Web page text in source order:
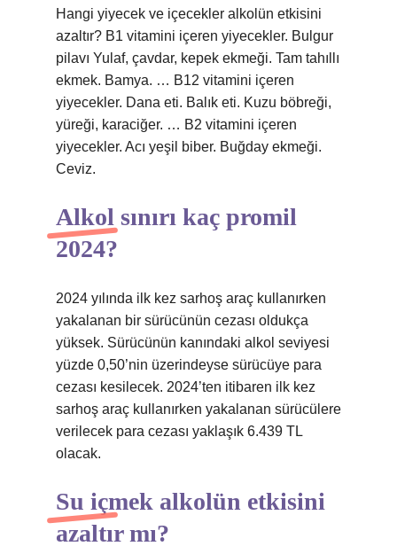
Hangi yiyecek ve içecekler alkolün etkisini
azaltır? B1 vitamini içeren yiyecekler. Bulgur
pilavı Yulaf, çavdar, kepek ekmeği. Tam tahıllı
ekmek. Bamya. … B12 vitamini içeren
yiyecekler. Dana eti. Balık eti. Kuzu böbreği,
yüreği, karaciğer. … B2 vitamini içeren
yiyecekler. Acı yeşil biber. Buğday ekmeği.
Ceviz.
Alkol sınırı kaç promil
2024?
2024 yılında ilk kez sarhoş araç kullanırken
yakalanan bir sürücünün cezası oldukça
yüksek. Sürücünün kanındaki alkol seviyesi
yüzde 0,50’nin üzerindeyse sürücüye para
cezası kesilecek. 2024’ten itibaren ilk kez
sarhoş araç kullanırken yakalanan sürücülere
verilecek para cezası yaklaşık 6.439 TL
olacak.
Su içmek alkolün etkisini
azaltır mı?